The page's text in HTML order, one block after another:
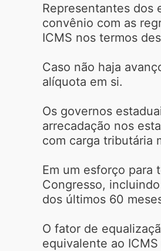
Representantes dos
convênio com as
ICMS nos termos
Caso não haja
alíquota em si.
Os governos
arrecadação nos
com carga tributária
Em um esforço para
Congresso,
dos últimos 60
O fator de
equivalente ao